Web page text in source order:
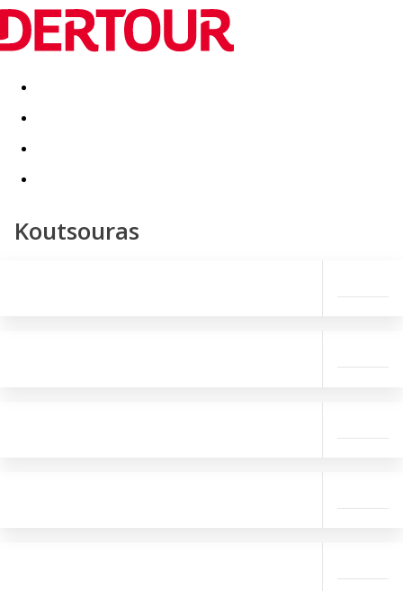
Destinatii Vacanta perfecta OFERTE DE NERATAT
Koutsouras